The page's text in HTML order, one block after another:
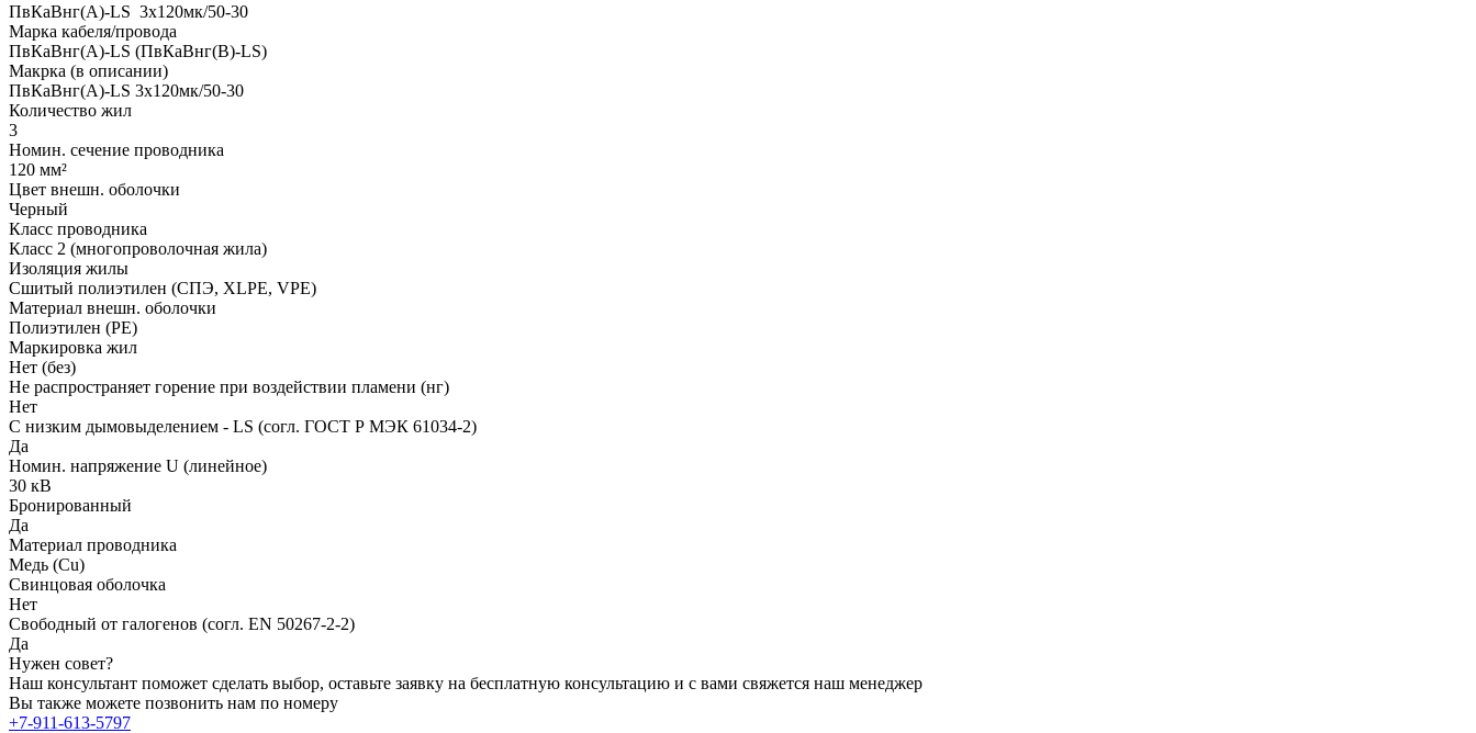
ПвКаВнг(A)-LS 3x120мк/50-30
Марка кабеля/провода
ПвКаВнг(A)-LS (ПвКаВнг(B)-LS)
Макрка (в описании)
ПвКаВнг(A)-LS 3x120мк/50-30
Количество жил
3
Номин. сечение проводника
120 мм²
Цвет внешн. оболочки
Черный
Класс проводника
Класс 2 (многопроволочная жила)
Изоляция жилы
Сшитый полиэтилен (СПЭ, XLPE, VPE)
Материал внешн. оболочки
Полиэтилен (PE)
Маркировка жил
Нет (без)
Не распространяет горение при воздействии пламени (нг)
Нет
С низким дымовыделением - LS (согл. ГОСТ Р МЭК 61034-2)
Да
Номин. напряжение U (линейное)
30 кВ
Бронированный
Да
Материал проводника
Медь (Cu)
Свинцовая оболочка
Нет
Свободный от галогенов (согл. EN 50267-2-2)
Да
Нужен совет?
Наш консультант поможет сделать выбор, оставьте заявку на бесплатную консультацию и с вами свяжется наш менеджер
Вы также можете позвонить нам по номеру
+7-911-613-5797